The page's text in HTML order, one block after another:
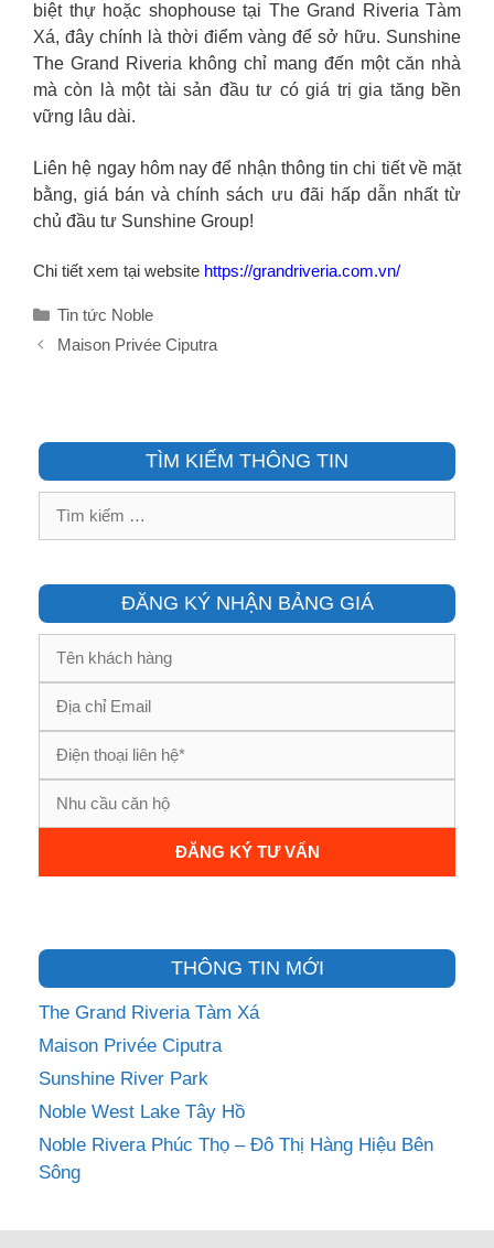
biệt thự hoặc shophouse tại The Grand Riveria Tàm
Xá, đây chính là thời điểm vàng để sở hữu. Sunshine
The Grand Riveria không chỉ mang đến một căn nhà
mà còn là một tài sản đầu tư có giá trị gia tăng bền
vững lâu dài.
Liên hệ ngay hôm nay để nhận thông tin chi tiết về mặt
bằng, giá bán và chính sách ưu đãi hấp dẫn nhất từ
chủ đầu tư Sunshine Group!
Chi tiết xem tại website https://grandriveria.com.vn/
Danh
mục
Tin tức Noble
Maison Privée Ciputra
TÌM KIẾM THÔNG TIN
Tìm
ĐĂNG KÝ NHẬN BẢNG GIÁ
THÔNG TIN MỚI
The Grand Riveria Tàm Xá
Maison Privée Ciputra
Sunshine River Park
Noble West Lake Tây Hồ
Noble Rivera Phúc Thọ – Đô Thị Hàng Hiệu Bên
Sông